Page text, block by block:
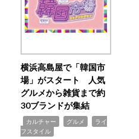
横浜高島屋で「韓国市
場」がスタート 人気
グルメから雑貨まで約
30ブランドが集結
カルチャー グルメ
ライ
フスタイル